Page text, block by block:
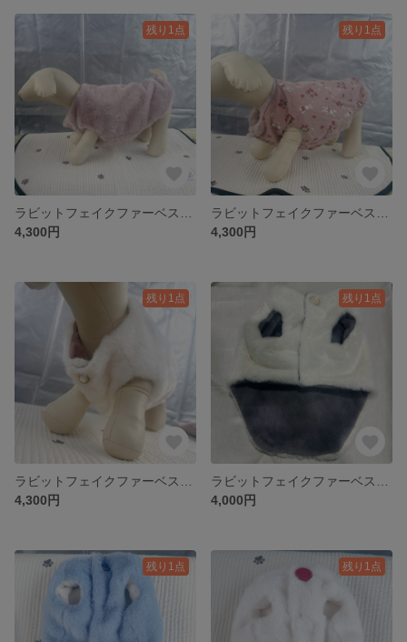
残り1点
4,300円
残り1点
4,300円
残り1点
4,300円
残り1点
4,000円
残り1点 残り1点